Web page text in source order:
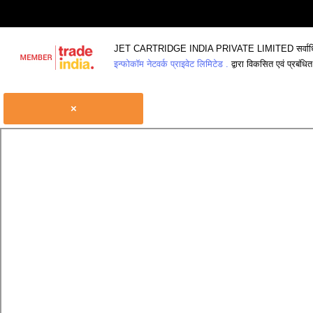
JET CARTRIDGE INDIA PRIVATE LIMITED
इन्फोकॉम नेटवर्क प्राइवेट लिमिटेड .
द्वारा विकसित एवं प्रबंधित
×